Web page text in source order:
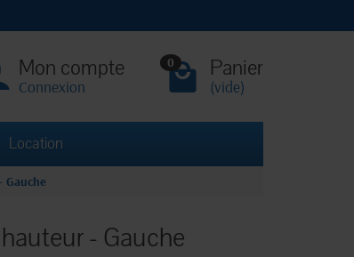
Mon compte
Connexion
0 Panier
(vide)
Location
- Gauche